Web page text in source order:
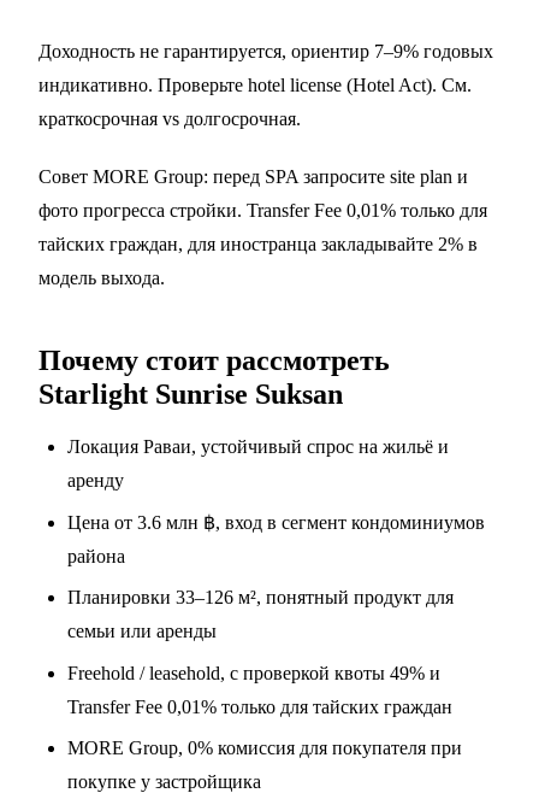
Доходность не гарантируется, ориентир 7–9% годовых
индикативно. Проверьте hotel license (Hotel Act). См.
краткосрочная vs долгосрочная.
Совет MORE Group: перед SPA запросите site plan и
фото прогресса стройки. Transfer Fee 0,01% только для
тайских граждан, для иностранца закладывайте 2% в
модель выхода.
Почему стоит рассмотреть
Starlight Sunrise Suksan
Локация Раваи, устойчивый спрос на жильё и
аренду
Цена от 3.6 млн ฿, вход в сегмент кондоминиумов
района
Планировки 33–126 м², понятный продукт для
семьи или аренды
Freehold / leasehold, с проверкой квоты 49% и
Transfer Fee 0,01% только для тайских граждан
MORE Group, 0% комиссия для покупателя при
покупке у застройщика